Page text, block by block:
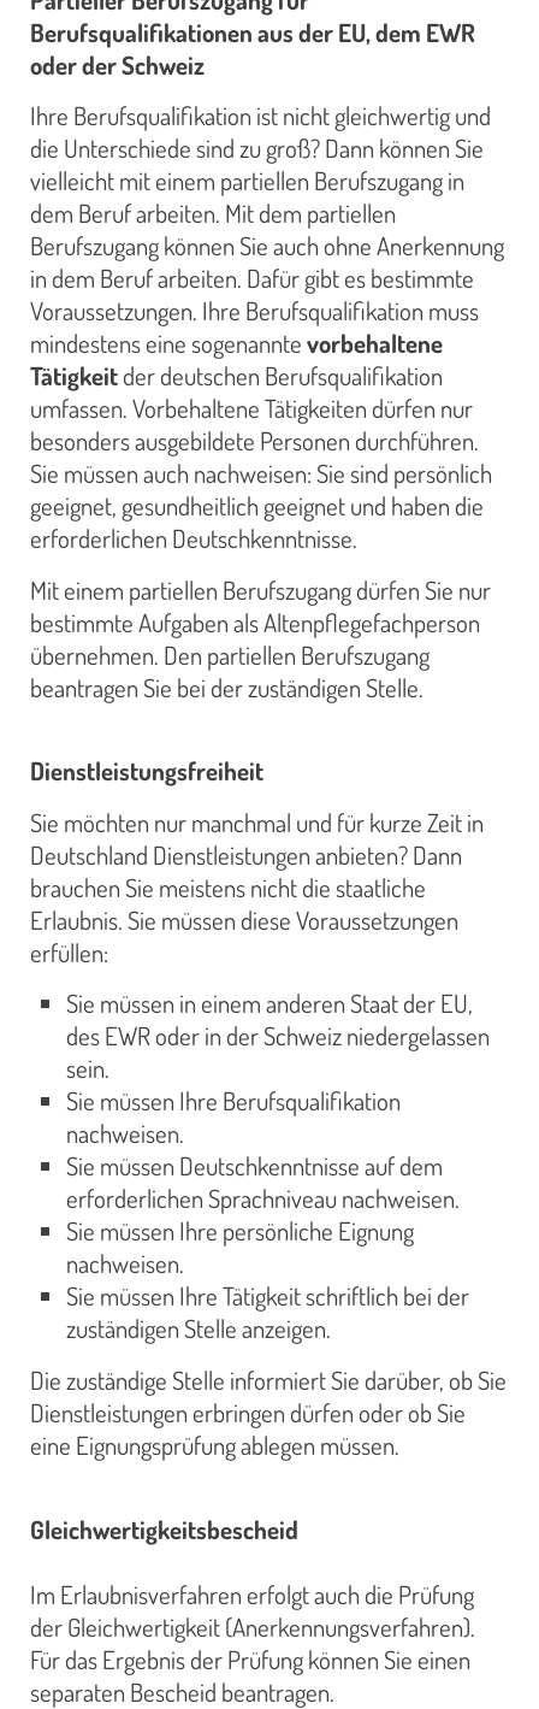
Berufsqualifikationen aus der EU, dem EWR
oder der Schweiz
Ihre Berufsqualifikation ist nicht gleichwertig und
die Unterschiede sind zu groß? Dann können Sie
vielleicht mit einem partiellen Berufszugang in
dem Beruf arbeiten. Mit dem partiellen
Berufszugang können Sie auch ohne Anerkennung
in dem Beruf arbeiten. Dafür gibt es bestimmte
Voraussetzungen. Ihre Berufsqualifikation muss
mindestens eine sogenanntevorbehaltene
Tätigkeitder deutschen Berufsqualifikation
umfassen. Vorbehaltene Tätigkeiten dürfen nur
besonders ausgebildete Personen durchführen.
Sie müssen auch nachweisen: Sie sind persönlich
geeignet, gesundheitlich geeignet und haben die
erforderlichen Deutschkenntnisse.
Mit einem partiellen Berufszugang dürfen Sie nur
bestimmte Aufgaben als Altenpflegefachperson
übernehmen. Den partiellen Berufszugang
beantragen Sie bei der zuständigen Stelle.
Dienstleistungsfreiheit
Sie möchten nur manchmal und für kurze Zeit in
Deutschland Dienstleistungen anbieten? Dann
brauchen Sie meistens nicht die staatliche
Erlaubnis. Sie müssen diese Voraussetzungen
erfüllen:
Sie müssen in einem anderen Staat der EU,
des EWR oder in der Schweiz niedergelassen
sein.
Sie müssen Ihre Berufsqualifikation
nachweisen.
Sie müssen Deutschkenntnisse auf dem
erforderlichen Sprachniveau nachweisen.
Sie müssen Ihre persönliche Eignung
nachweisen.
Sie müssen Ihre Tätigkeit schriftlich bei der
zuständigen Stelle anzeigen.
Die zuständige Stelle informiert Sie darüber, ob Sie
Dienstleistungen erbringen dürfen oder ob Sie
eine Eignungsprüfung ablegen müssen.
Gleichwertigkeitsbescheid
Im Erlaubnisverfahren erfolgt auch die Prüfung
der Gleichwertigkeit (Anerkennungsverfahren).
Für das Ergebnis der Prüfung können Sie einen
separaten Bescheid beantragen.